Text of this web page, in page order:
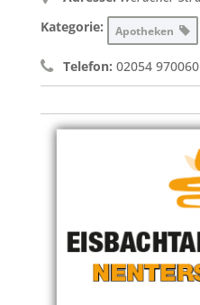
Kategorie:
Apotheken
Telefon: 02054 970060